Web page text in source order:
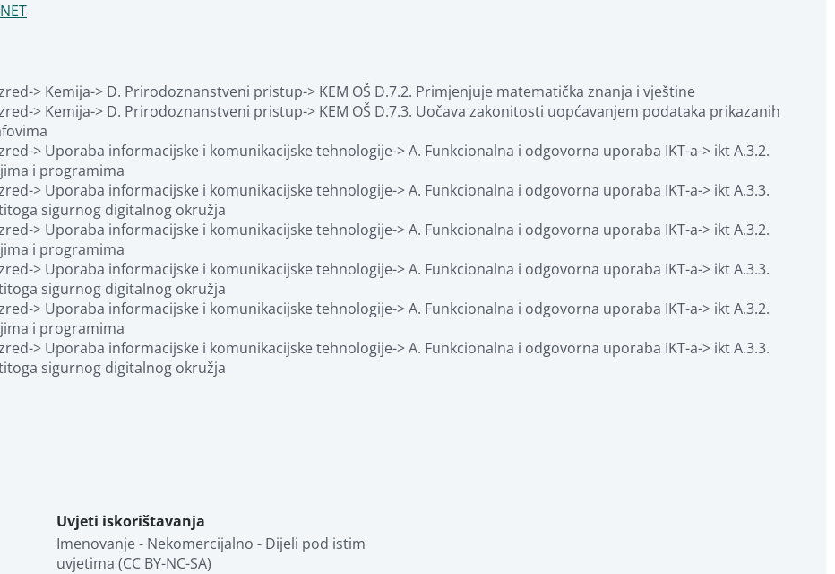
> Kemija-> D. Prirodoznanstveni pristup-> KEM OŠ D.7.2. Primjenjuje matematička znanja i vještine
> Kemija-> D. Prirodoznanstveni pristup-> KEM OŠ D.7.3. Uočava zakonitosti uopćavanjem podataka prikazanih
> Uporaba informacijske i komunikacijske tehnologije-> A. Funkcionalna i odgovorna uporaba IKT-a-> ikt A.3.2.
i programima
> Uporaba informacijske i komunikacijske tehnologije-> A. Funkcionalna i odgovorna uporaba IKT-a-> ikt A.3.3.
sigurnog digitalnog okružja
> Uporaba informacijske i komunikacijske tehnologije-> A. Funkcionalna i odgovorna uporaba IKT-a-> ikt A.3.2.
i programima
> Uporaba informacijske i komunikacijske tehnologije-> A. Funkcionalna i odgovorna uporaba IKT-a-> ikt A.3.3.
sigurnog digitalnog okružja
> Uporaba informacijske i komunikacijske tehnologije-> A. Funkcionalna i odgovorna uporaba IKT-a-> ikt A.3.2.
i programima
> Uporaba informacijske i komunikacijske tehnologije-> A. Funkcionalna i odgovorna uporaba IKT-a-> ikt A.3.3.
sigurnog digitalnog okružja
Uvjeti iskorištavanja
Imenovanje - Nekomercijalno - Dijeli pod istim
uvjetima (CC BY-NC-SA)